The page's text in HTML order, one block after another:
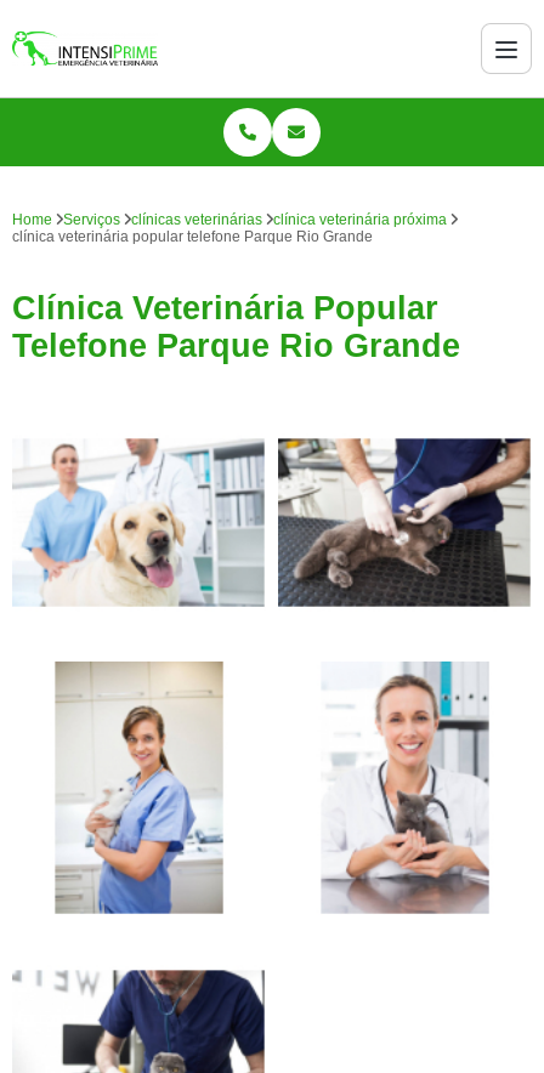
Home Serviços clínicas veterinárias
clínica veterinária próxima
clínica veterinária popular telefone Parque Rio Grande
Clínica Veterinária Popular
Telefone Parque Rio Grande